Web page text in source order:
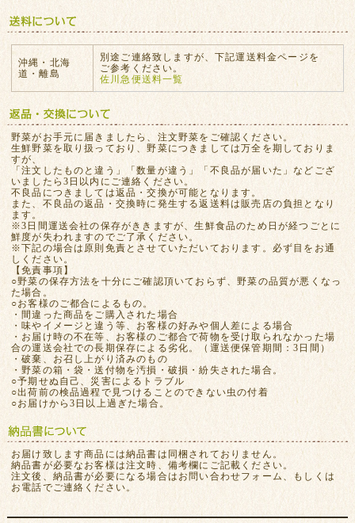
沖縄・北海
道・離島
別途ご連絡致しますが、下記運送料金ページを
ご参考ください。
佐川急便送料一覧
野菜がお手元に届きましたら、注文野菜をご確認ください。
生鮮野菜を取り扱っており、野菜につきましては万全を期しておりま
すが、
「注文したものと違う」「数量が違う」「不良品が届いた」などござ
いましたら3日以内にご連絡ください。
不良品につきましては返品・交換が可能となります。
また、不良品の返品・交換時に発生する返送料は販売店の負担となり
ます。
※3日間運送会社の保存がききますが、生鮮食品のため日が経つごとに
鮮度が失われますのでご了承ください。
※下記の場合は原則免責とさせていただいております。必ず目をお通
しください。
【免責事項】
○野菜の保存方法を十分にご確認頂いておらず、野菜の品質が悪くなっ
た場合。
○お客様のご都合によるもの。
・間違った商品をご購入された場合
・味やイメージと違う等、お客様の好みや個人差による場合
・お届け時の不在等、お客様のご都合で荷物を受け取られなかった場
合の運送会社での長期保存による劣化。（運送便保管期間：3日間）
・破棄、お召し上がり済みのもの
・野菜の箱・袋・送付物を汚損・破損・紛失された場合。
○予期せぬ自己、災害によるトラブル
○出荷前の検品過程で見つけることのできない虫の付着
○お届けから3日以上過ぎた場合。
お届け致します商品には納品書は同梱されておりません。
納品書が必要なお客様は注文時、備考欄にご記載ください。
注文後、納品書が必要になる場合はお問い合わせフォーム、もしくは
お電話でご連絡ください。